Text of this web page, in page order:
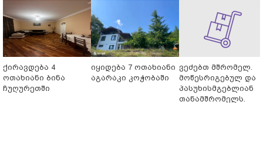
ქირავდება 4
ოთახიანი ბინა
ჩუღურეთში
იყიდება 7 ოთახიანი
აგარაკი კოჭობაში
ვეძებთ მშრომელ.
მოწესრიგებულ და
პასუხისმგებლიან
თანამშრომელს.